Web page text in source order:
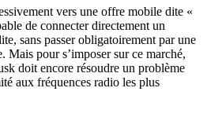
vers une offre mobile dite «
de connecter directement un
sans passer obligatoirement par une
Mais pour s’imposer sur ce marché,
doit encore résoudre un problème
aux fréquences radio les plus